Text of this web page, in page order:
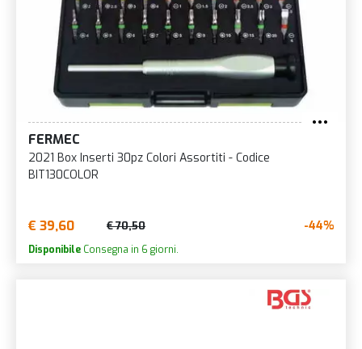
FERMEC
2021 Box Inserti 30pz Colori Assortiti - Codice
BIT130COLOR
€ 39,60 € 70,50 -44%
Disponibile Consegna in 6 giorni.